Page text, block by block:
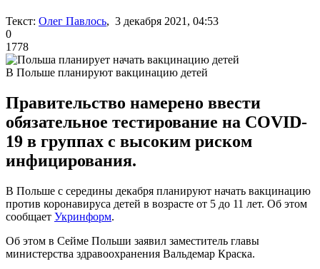
Текст: Олег Павлось, 3 декабря 2021, 04:53
0
1778
В Польше планируют вакцинацию детей
Правительство намерено ввести
обязательное тестирование на COVID-
19 в группах с высоким риском
инфицирования.
В Польше с середины декабря планируют начать вакцинацию
против коронавируса детей в возрасте от 5 до 11 лет. Об этом
сообщает Укринформ.
Об этом в Сейме Польши заявил заместитель главы
министерства здравоохранения Вальдемар Краска.